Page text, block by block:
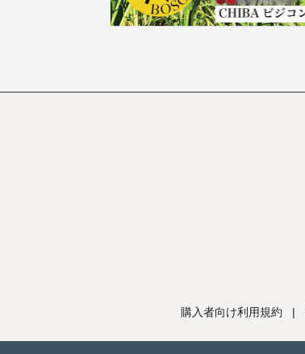
購入者向け利用規約 |